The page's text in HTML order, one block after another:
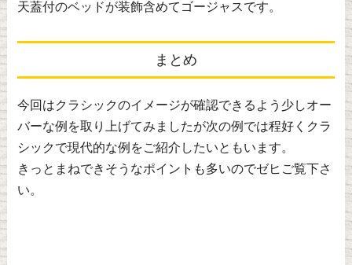
天蓋付のベッドが装飾含めてゴージャスです。
まとめ
今回はクラシックのイメージが確認できるよう少しオー
バーな例を取り上げてみましたが次の例では程好くクラ
シックで現代的な例をご紹介したいともいます。
きっとまねできそうなポイントも多いのでゼヒご覧下さ
い。